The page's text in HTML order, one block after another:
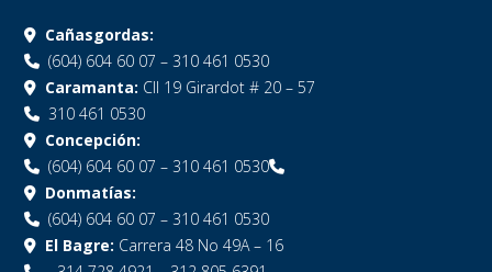
Cañasgordas:
(604) 604 60 07 – 310 461 0530
Caramanta: Cll 19 Girardot # 20 – 57
310 461 0530
Concepción:
(604) 604 60 07 – 310 461 0530
Donmatías:
(604) 604 60 07 – 310 461 0530
El Bagre: Carrera 48 No 49A – 16